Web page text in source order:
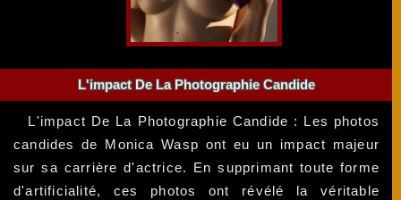
L'impact De La Photographie Candide
L'impact De La Photographie Candide : Les photos
candides de Monica Wasp ont eu un impact majeur
sur sa carrière d'actrice. En supprimant toute forme
d'artificialité, ces photos ont révélé la véritable